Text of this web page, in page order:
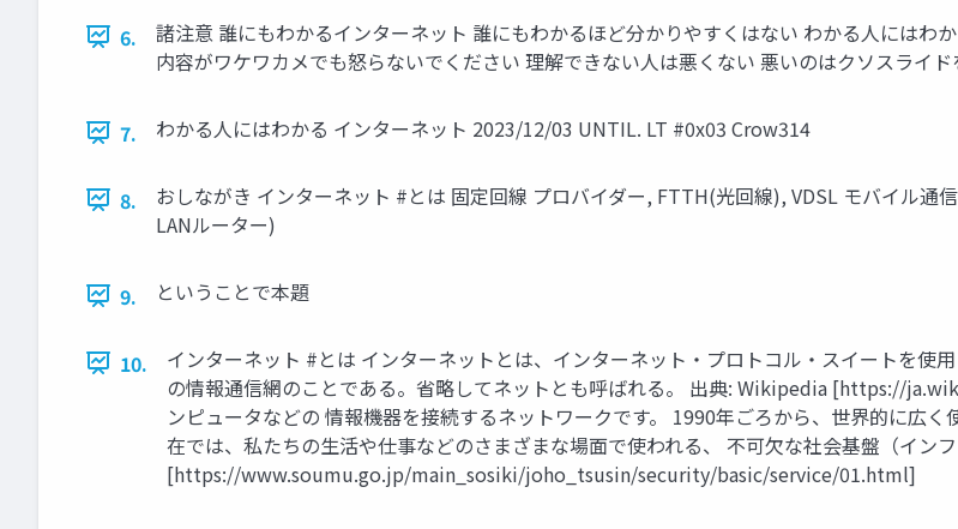
6.
諸注意 誰にもわかるインターネット 誰にもわかるほど分かりやすくはない わかる人には
内容がワケワカメでも怒らないでください 理解できない人は悪くない 悪いのはクソスライ
7. わかる人にはわかる インターネット 2023/12/03 UNTIL. LT #0x03 Crow314
8.
おしながき インターネット #とは 固定回線 プロバイダー, FTTH(光回線), VDSL モバイル通
LANルーター)
9. ということで本題
10.
インターネット #とは インターネットとは、インターネット・プロトコル・スイートを使
の情報通信網のことである。省略してネットとも呼ばれる。 出典: Wikipedia [https://
ンピュータなどの 情報機器を接続するネットワークです。 1990年ごろから、世界的に広
在では、私たちの生活や仕事などのさまざまな場面で使われる、 不可欠な社会基盤（イン
[https://www.soumu.go.jp/main_sosiki/joho_tsusin/security/basic/service/01.html]